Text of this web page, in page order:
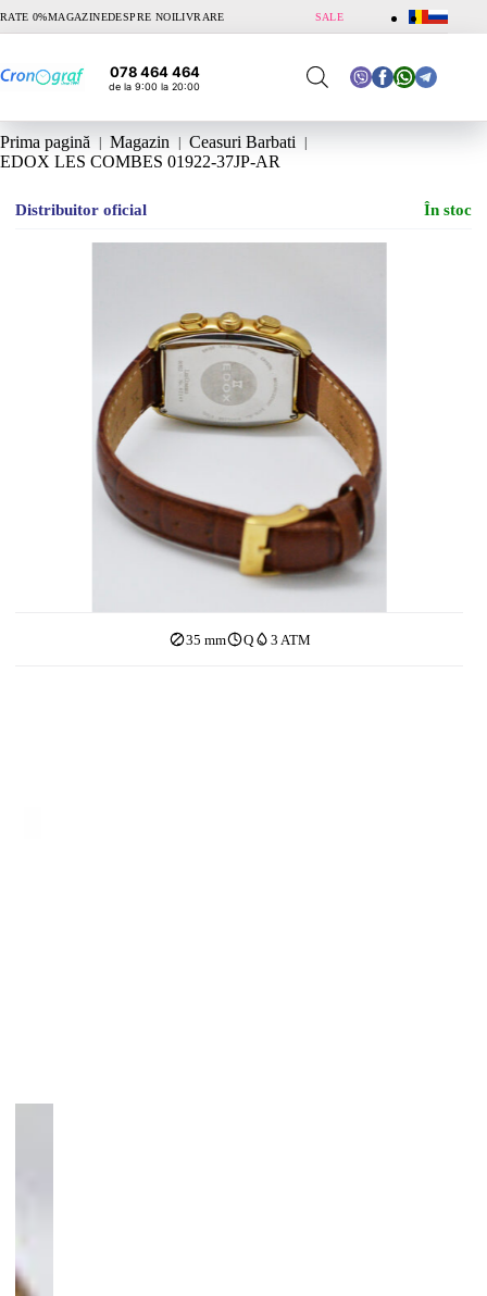
RATE 0%MAGAZINEDESPRE NOILIVRARE SALE
078 464 464
de la 9:00 la 20:00
Prima pagină Magazin
Ceasuri Barbati
EDOX LES COMBES 01922-37JP-AR
Distribuitor oficial În stoc
35 mm Q 3 ATM